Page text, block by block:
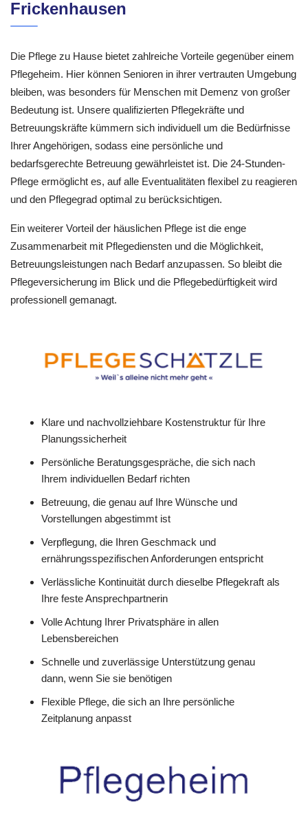
Frickenhausen
Die Pflege zu Hause bietet zahlreiche Vorteile gegenüber einem
Pflegeheim. Hier können Senioren in ihrer vertrauten Umgebung
bleiben, was besonders für Menschen mit Demenz von großer
Bedeutung ist. Unsere qualifizierten Pflegekräfte und
Betreuungskräfte kümmern sich individuell um die Bedürfnisse
Ihrer Angehörigen, sodass eine persönliche und
bedarfsgerechte Betreuung gewährleistet ist. Die 24-Stunden-
Pflege ermöglicht es, auf alle Eventualitäten flexibel zu reagieren
und den Pflegegrad optimal zu berücksichtigen.
Ein weiterer Vorteil der häuslichen Pflege ist die enge
Zusammenarbeit mit Pflegediensten und die Möglichkeit,
Betreuungsleistungen nach Bedarf anzupassen. So bleibt die
Pflegeversicherung im Blick und die Pflegebedürftigkeit wird
professionell gemanagt.
Klare und nachvollziehbare Kostenstruktur für Ihre
Planungssicherheit
Persönliche Beratungsgespräche, die sich nach
Ihrem individuellen Bedarf richten
Betreuung, die genau auf Ihre Wünsche und
Vorstellungen abgestimmt ist
Verpflegung, die Ihren Geschmack und
ernährungsspezifischen Anforderungen entspricht
Verlässliche Kontinuität durch dieselbe Pflegekraft als
Ihre feste Ansprechpartnerin
Volle Achtung Ihrer Privatsphäre in allen
Lebensbereichen
Schnelle und zuverlässige Unterstützung genau
dann, wenn Sie sie benötigen
Flexible Pflege, die sich an Ihre persönliche
Zeitplanung anpasst